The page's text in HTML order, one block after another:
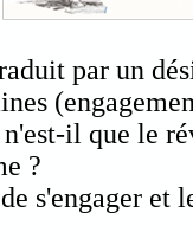
par un
il que le
?
s'engager et